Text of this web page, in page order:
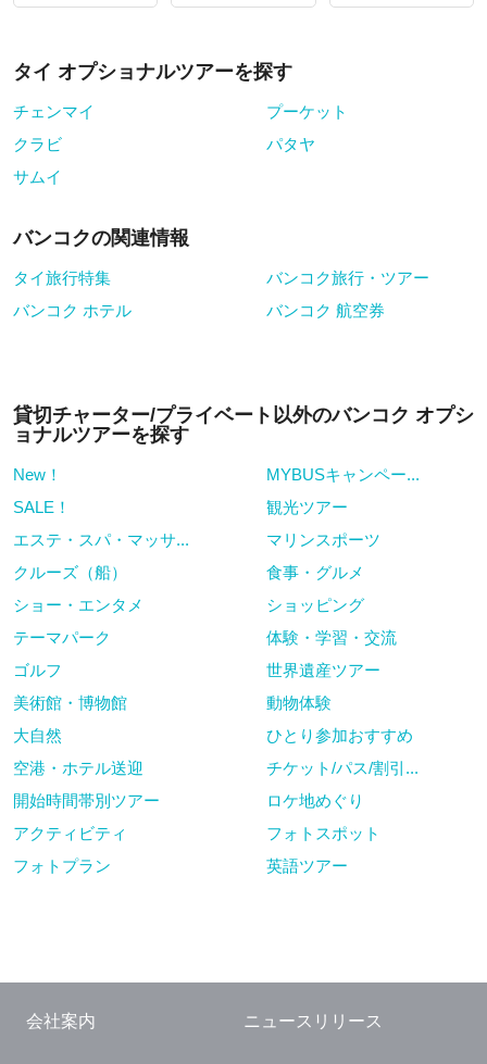
タイ オプショナルツアーを探す
チェンマイ
プーケット
クラビ
パタヤ
サムイ
バンコクの関連情報
タイ旅行特集
バンコク旅行・ツアー
バンコク ホテル
バンコク 航空券
貸切チャーター/プライベート以外のバンコク オプシ
ョナルツアーを探す
New！
MYBUSキャンペー...
SALE！
観光ツアー
エステ・スパ・マッサ...
マリンスポーツ
クルーズ（船）
食事・グルメ
ショー・エンタメ
ショッピング
テーマパーク
体験・学習・交流
ゴルフ
世界遺産ツアー
美術館・博物館
動物体験
大自然
ひとり参加おすすめ
空港・ホテル送迎
チケット/パス/割引...
開始時間帯別ツアー
ロケ地めぐり
アクティビティ
フォトスポット
フォトプラン
英語ツアー
会社案内 ニュースリリース